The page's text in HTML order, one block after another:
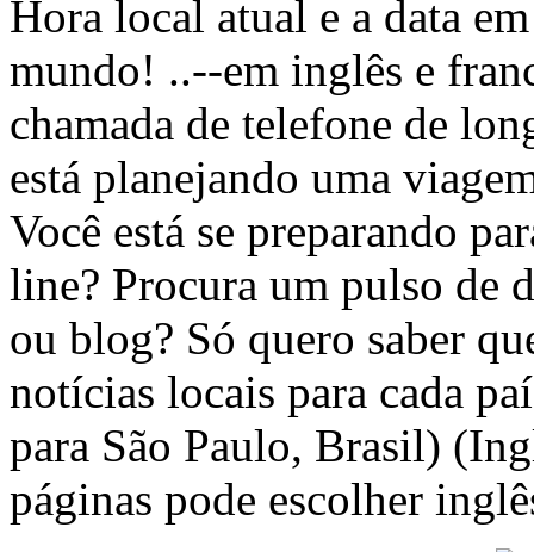
Hora local atual e a data
mundo! ..--em inglês e
chamada de telefone de
está planejando uma
Você está se preparando
line? Procura um pulso de
ou blog? Só quero saber
notícias locais para cada
para São Paulo, Brasil)
páginas pode escolher